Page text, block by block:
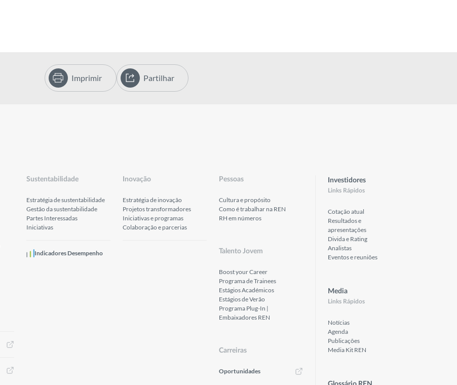
Imprimir Partilhar
Sustentabilidade
Estratégia de sustentabilidade
Gestão da sustentabilidade
Partes Interessadas
Iniciativas
Indicadores Desempenho
Inovação
Estratégia de inovação
Projetos transformadores
Iniciativas e programas
Colaboração e parcerias
Pessoas
Cultura e propósito
Como é trabalhar na REN
RH em números
Talento Jovem
Boost your Career
Programa de Trainees
Estágios Académicos
Estágios de Verão
Programa Plug-In |
Embaixadores REN
Carreiras
Oportunidades
Investidores
Links Rápidos
Cotação atual
Resultados e
apresentações
Divida e Rating
Analistas
Eventos e reuniões
Media
Links Rápidos
Notícias
Agenda
Publicações
Media Kit REN